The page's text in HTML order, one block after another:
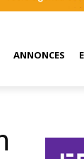
ANNONCES